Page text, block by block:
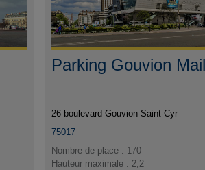
Parking Gouvion
26 boulevard Gouvion-Saint-Cyr
75017
Nombre de place : 170
Hauteur maximale : 2,2